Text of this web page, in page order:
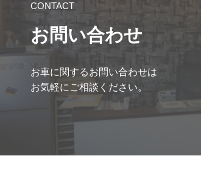
CONTACT
お問い合わせ
お車に関するお問い合わせは
お気軽にご相談ください。